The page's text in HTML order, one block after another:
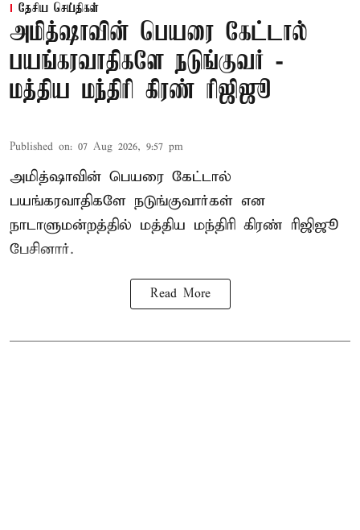
தேசிய செய்திகள்
அமித்ஷாவின் பெயரை கேட்டால்
பயங்கரவாதிகளே நடுங்குவர் -
மத்திய மந்திரி கிரண் ரிஜிஜூ
Published on: 07 Aug 2026, 9:57 pm
அமித்ஷாவின் பெயரை கேட்டால்
பயங்கரவாதிகளே நடுங்குவார்கள் என
நாடாளுமன்றத்தில் மத்திய மந்திரி கிரண் ரிஜிஜூ
பேசினார்.
Read More